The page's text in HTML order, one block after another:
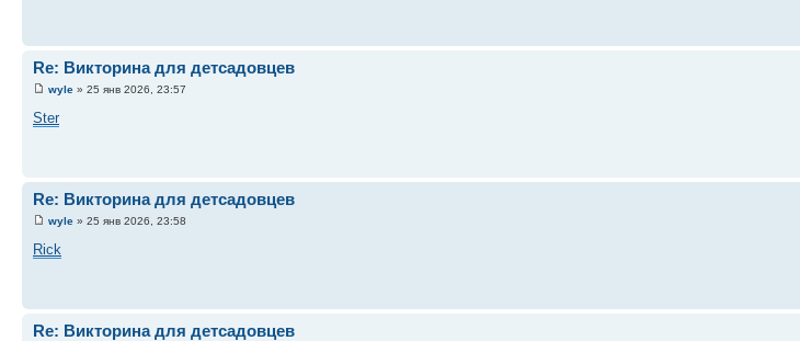
Re: Викторина для детсадовцев
wyle » 25 янв 2026, 23:57
Ster
Re: Викторина для детсадовцев
wyle » 25 янв 2026, 23:58
Rick
Re: Викторина для детсадовцев